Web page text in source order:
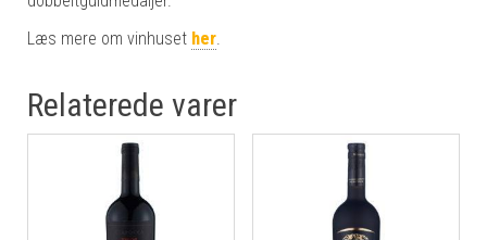
Læs mere om vinhuset her.
Relaterede varer